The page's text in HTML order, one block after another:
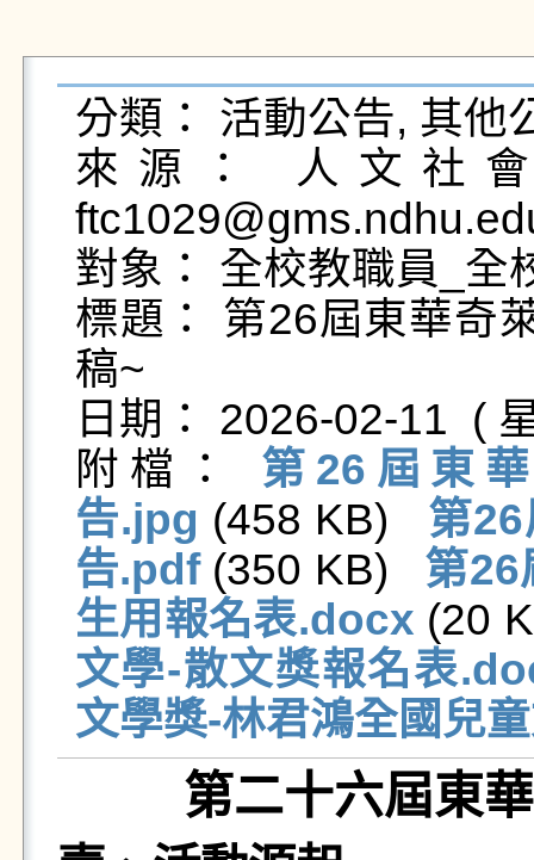
分類： 活動公告, 其他
來源： 人文社
對象： 全校教職員_全
標題： 第26屆東華奇
稿~
日期： 2026-02-11  (
附檔： 第26屆東
告.jpg (458 KB) 第
告.pdf (350 KB) 第26
生用報名表.docx (20
文學-散文獎報名表
文學獎-林君鴻全國兒
第二十六屆東